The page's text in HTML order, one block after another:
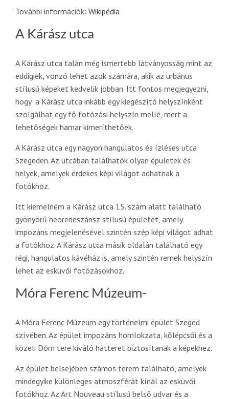
További információk: Wikipédia
A Kárász utca
A Kárász utca talán még ismertebb látványosság mint az
eddigiek, vonzó lehet azok számára, akik az urbánus
stílusú képeket kedvelik jobban. Itt fontos megjegyezni,
hogy a Kárász utca inkább egy kiegészítő helyszínként
szolgálhat egy fő fotózási helyszín mellé, mert a
lehetőségek hamar kimeríthetőek.
A Kárász utca egy nagyon hangulatos és ízléses utca
Szegeden. Az utcában találhatók olyan épületek és
helyek, amelyek érdekes képi világot adhatnak a
fotókhoz.
Itt kiemelném a Kárász utca 15. szám alatt található
gyönyörű neoreneszánsz stílusú épületet, amely
impozáns megjelenésével szintén szép képi világot adhat
a fotókhoz. A Kárász utca másik oldalán található egy
régi, hangulatos kávéház is, amely szintén remek helyszín
lehet az esküvői fotózásokhoz.
Móra Ferenc Múzeum-
A Móra Ferenc Múzeum egy történelmi épület Szeged
szívében. Az épület impozáns homlokzata, kőlépcsői és a
közeli Dóm tere kiváló hátteret biztosítanak a képekhez.
Az épület belsejében számos terem található, amelyek
mindegyike különleges atmoszférát kínál az esküvői
fotókhoz. Az Art Nouveau stílusú belső udvar és a